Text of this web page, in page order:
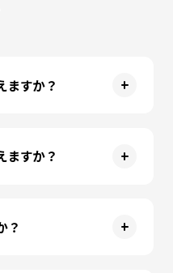
ますか？
利用予定日の前月1日
ますか？
開始時間より販売して
？